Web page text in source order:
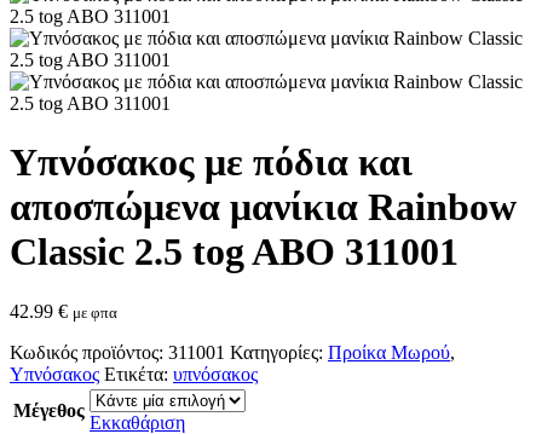
Υπνόσακος με πόδια και
αποσπώμενα μανίκια Rainbow
Classic 2.5 tog ABO 311001
42.99 € με φπα
Κωδικός προϊόντος: 311001 Κατηγορίες: Προίκα Μωρού,
Υπνόσακος Ετικέτα: υπνόσακος
Μέγεθος
Εκκαθάριση